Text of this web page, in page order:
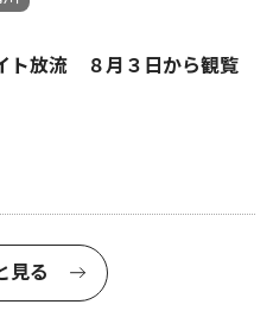
ト放流 ８月３日から観覧
見る